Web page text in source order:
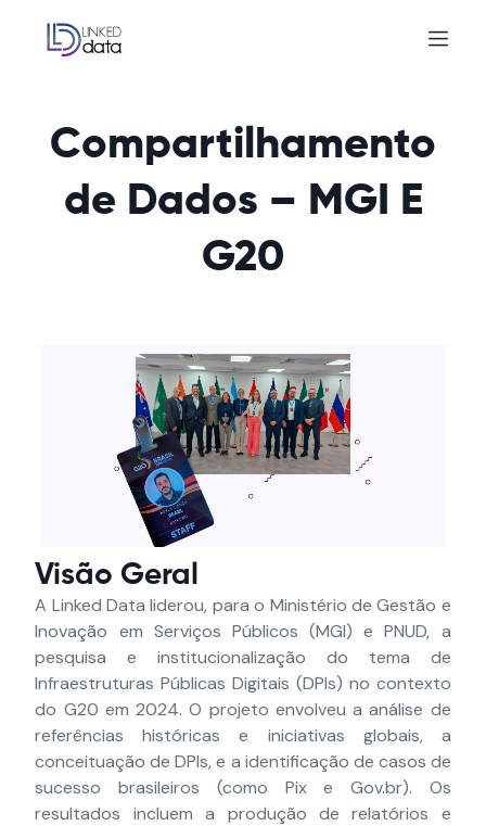
Compartilhamento
de Dados – MGI E
G20
Visão Geral
A Linked Data liderou, para o Ministério de Gestão e
Inovação em Serviços Públicos (MGI) e PNUD, a
pesquisa e institucionalização do tema de
Infraestruturas Públicas Digitais (DPIs) no contexto
do G20 em 2024. O projeto envolveu a análise de
referências históricas e iniciativas globais, a
conceituação de DPIs, e a identificação de casos de
sucesso brasileiros (como Pix e Gov.br). Os
resultados incluem a produção de relatórios e